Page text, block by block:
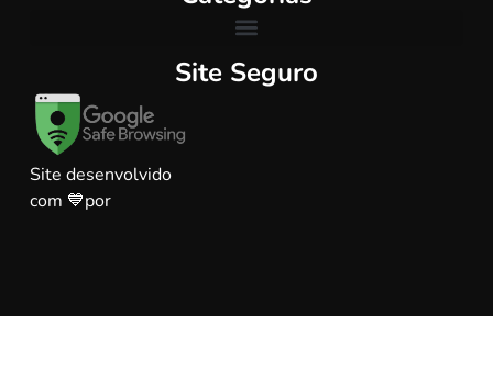
Site Seguro
Site desenvolvido
com 💙por